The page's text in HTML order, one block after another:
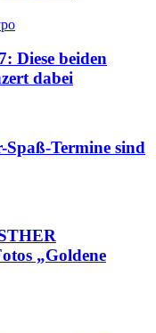
Diese beiden
dabei
Spaß-Termine sind
„Goldene